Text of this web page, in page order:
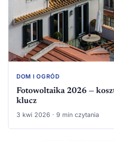
DOM I OGRÓD
Fotowoltaika 2026 —
klucz
3 kwi 2026 · 9 min czytania